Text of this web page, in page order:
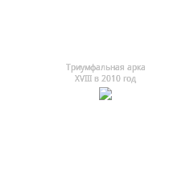
Триумфальная арка
ХVIII в 2010 год